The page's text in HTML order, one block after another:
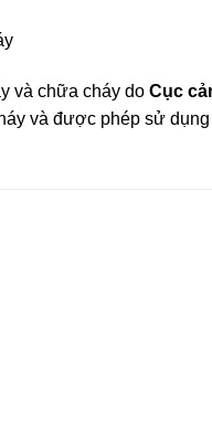
và chữa cháy do Cục
và được phép sử dụng